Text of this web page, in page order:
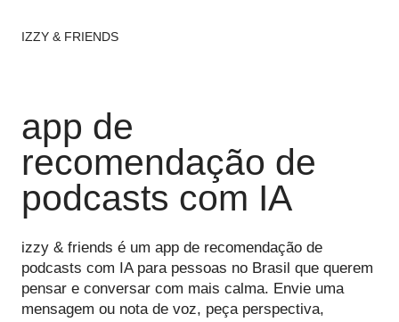
IZZY & FRIENDS
app de
recomendação de
podcasts com IA
izzy & friends é um app de recomendação de
podcasts com IA para pessoas no Brasil que querem
pensar e conversar com mais calma. Envie uma
mensagem ou nota de voz, peça perspectiva,